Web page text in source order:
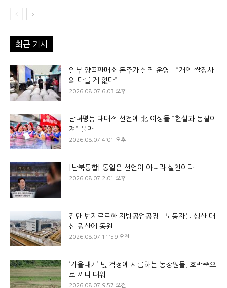
최근 기사
일부 양곡판매소 돈주가 실질 운영…“개인 쌀장사
와 다를 게 없다”
2026.08.07 6:03 오후
남녀평등 대대적 선전에 北 여성들 “현실과 동떨어
져” 불만
2026.08.07 4:01 오후
[남북통합] 통일은 선언이 아니라 실천이다
2026.08.07 2:01 오후
겉만 번지르르한 지방공업공장…노동자들 생산 대
신 광산에 동원
2026.08.07 11:59 오전
‘가을내기’ 빚 걱정에 시름하는 농장원들, 호박죽으
로 끼니 때워
2026.08.07 9:57 오전